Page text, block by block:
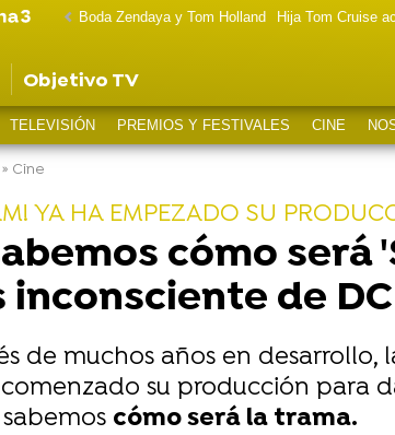
Boda Zendaya y Tom Holland Hija Tom Cruise
Objetivo TV
TELEVISIÓN PREMIOS Y FESTIVALES CINE
» Cine
YA HA EMPEZADO SU
cómo será
inconsciente de
de muchos años en desarrollo,
su producción para
cómo será la trama.